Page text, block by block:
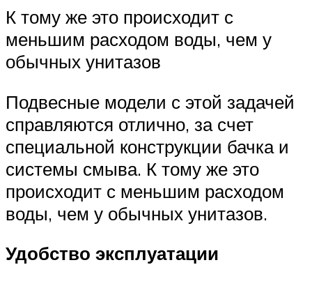
К тому же это происходит с
меньшим расходом воды, чем у
обычных унитазов
Подвесные модели с этой задачей
справляются отлично, за счет
специальной конструкции бачка и
системы смыва. К тому же это
происходит с меньшим расходом
воды, чем у обычных унитазов.
Удобство эксплуатации